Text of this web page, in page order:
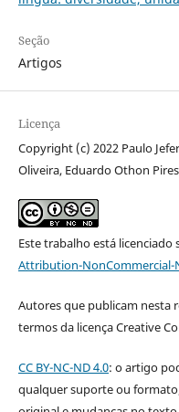
Seção
Artigos
Licença
Copyright (c) 2022 Paulo
Oliveira, Eduardo Othon
Este trabalho está licenciado
Attribution-NonCommercial-
Autores que publicam nesta
termos da licença Creative
CC BY-NC-ND 4.0: o artigo
qualquer suporte ou